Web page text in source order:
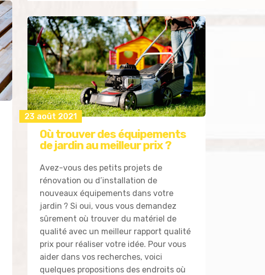
23 août 2021
Où trouver des équipements
de jardin au meilleur prix ?
Avez-vous des petits projets de
rénovation ou d’installation de
nouveaux équipements dans votre
jardin ? Si oui, vous vous demandez
sûrement où trouver du matériel de
qualité avec un meilleur rapport qualité
prix pour réaliser votre idée. Pour vous
aider dans vos recherches, voici
quelques propositions des endroits où